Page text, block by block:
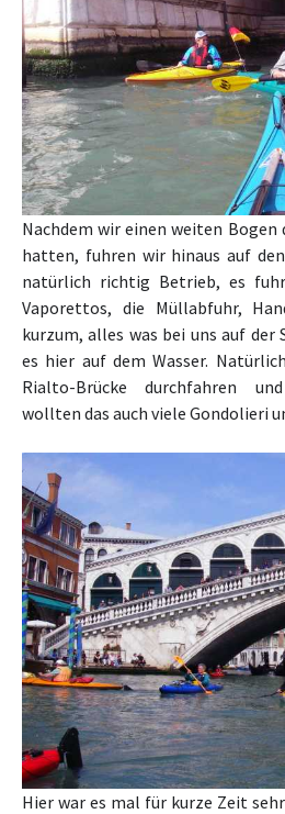
Nachdem wir einen weiten Bogen
hatten, fuhren wir hinaus auf
natürlich richtig Betrieb, es
Vaporettos, die Müllabfuhr,
kurzum, alles was bei uns auf
es hier auf dem Wasser.
Rialto-Brücke durchfahren
wollten das auch viele Gondolieri
Hier war es mal für kurze Zeit